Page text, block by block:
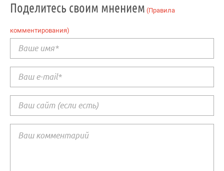
Поделитесь своим мнением (Правила
комментирования)